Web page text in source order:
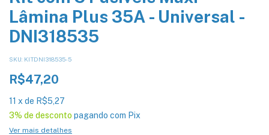
Lâmina Plus 35A - Universal -
DNI318535
SKU: KITDNI318535-5
R$47,20
11 x de R$5,27
3% de desconto pagando com Pix
Ver mais detalhes